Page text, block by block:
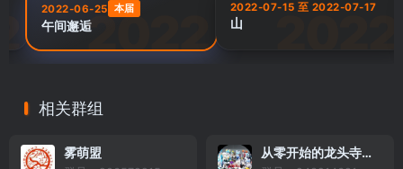
2022-06-25 本届
午间邂逅
2022-07-15 至 2022-07-17
山
相关群组
雾萌盟 从零开始的龙头寺万事屋生活